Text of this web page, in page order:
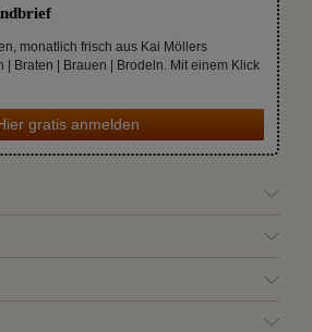
monatlich frisch aus Kai Möllers
| Braten | Brauen | Brodeln. Mit einem Klick
gratis anmelden